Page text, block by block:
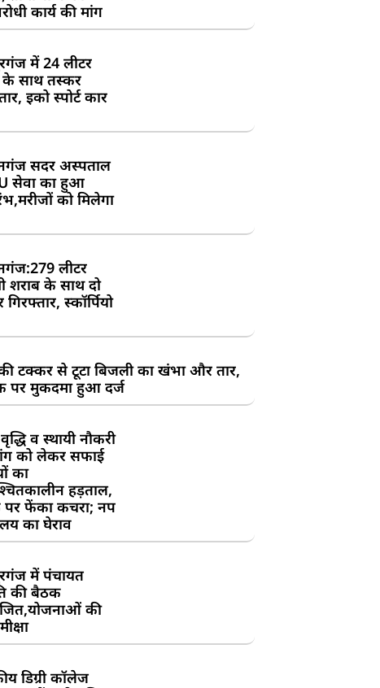
कार्य की मांग
में 24 लीटर
के साथ तस्कर
इको स्पोर्ट कार
सदर अस्पताल
सेवा का हुआ
को मिलेगा
लीटर
शराब के साथ दो
स्कॉर्पियो
टक्कर से टूटा बिजली का खंभा और तार,
पर मुकदमा हुआ दर्ज
व स्थायी नौकरी
को लेकर सफाई
का
हड़ताल,
फेंका कचरा; नप
का घेराव
में पंचायत
की बैठक
की
डिग्री कॉलेज